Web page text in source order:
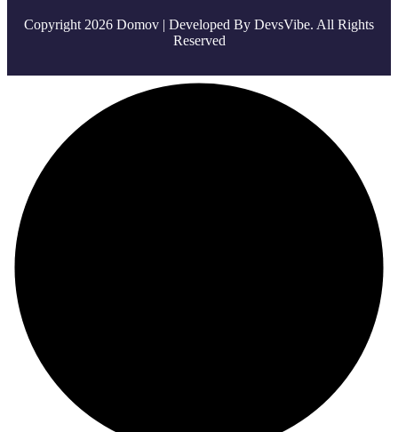
Copyright 2026 Domov | Developed By DevsVibe. All Rights
Reserved